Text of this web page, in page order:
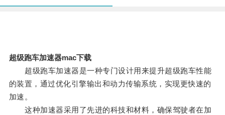
超级跑车加速器mac下载
超级跑车加速器是一种专门设计用来提升超级跑车性能
的装置，通过优化引擎输出和动力传输系统，实现更快速的
加速。
这种加速器采用了先进的科技和材料，确保驾驶者在加